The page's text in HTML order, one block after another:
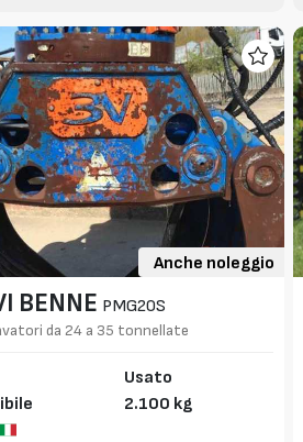
Anche noleggio
BENNE PMG20S
da 24 a 35 tonnellate
Usato
2.100 kg